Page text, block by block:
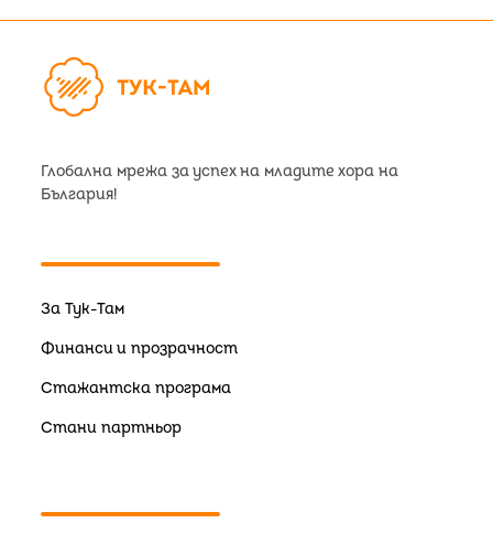
Глобална мрежа за успех на младите хора на
България!
За Тук-Там
Финанси и прозрачност
Стажантска програма
Стани партньор